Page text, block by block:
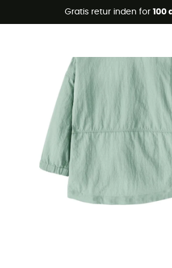
Gratis retur inden for 100
Øko-